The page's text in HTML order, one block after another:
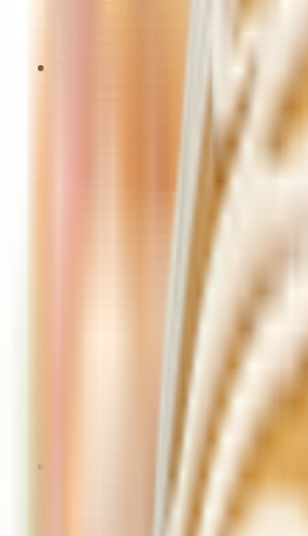
Куриные
Ветчина, деликатесы
Замороженная мясная
Птица
Зельцы, сальтисоны
Колбасы варенные
Колбасы
Мясные консервы,
Сосиски, сардельки
Сырая мясная
Птица
Субпродукты
Рыба, морепродукты, икра
Закуски из рыбы